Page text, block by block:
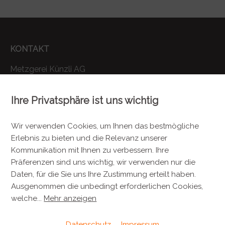
KONTAKT
Metzgerei Künzli AG
8143 Stallikon
info@metzgereikuenzli.ch
INFORMATIONEN
Kontakt
Verpackung & Versand
Ihre Privatsphäre ist uns wichtig
Wir verwenden Cookies, um Ihnen das bestmögliche
Erlebnis zu bieten und die Relevanz unserer
Kommunikation mit Ihnen zu verbessern. Ihre
Präferenzen sind uns wichtig, wir verwenden nur die
Daten, für die Sie uns Ihre Zustimmung erteilt haben.
Ausgenommen die unbedingt erforderlichen Cookies,
welche... Mehr anzeigen